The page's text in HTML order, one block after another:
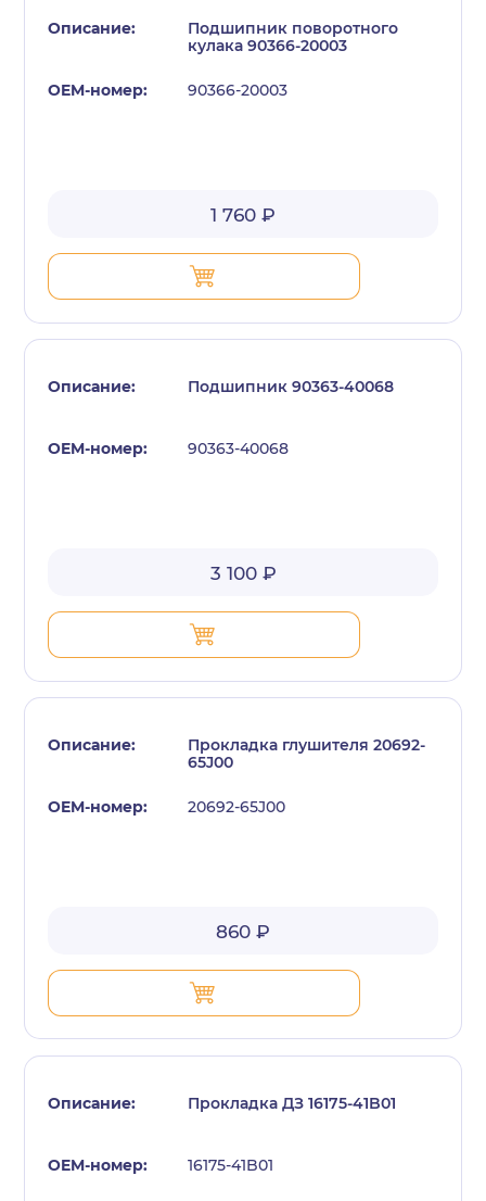
Подшипник поворотного
кулака 90366-20003
90366-20003
1 760 ₽
Подшипник 90363-40068
90363-40068
3 100 ₽
Прокладка глушителя 20692-
65J00
20692-65J00
860 ₽
Прокладка ДЗ 16175-41B01
16175-41B01